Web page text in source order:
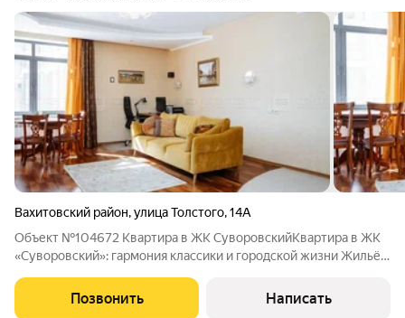
Вахитовский район,улица Толстого,14А
Объект №104672 Квартира в ЖК СуворовскийКвартира в ЖК
«Суворовский»: гармония классики и городской жизни Жильё,
евродвухкомнатная квартира площадью 65 кв м в ЖК
«Суворовский» по адресу: г.
Позвонить Написать